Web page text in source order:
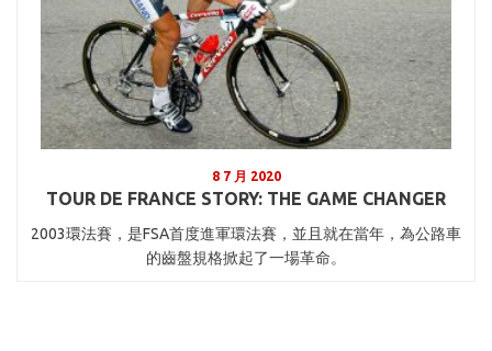
8 7 月 2020
TOUR DE FRANCE STORY: THE GAME CHANGER
2003環法賽，是FSA首度進軍環法賽，並且就在當年，為公路車
的齒盤規格掀起了一場革命。